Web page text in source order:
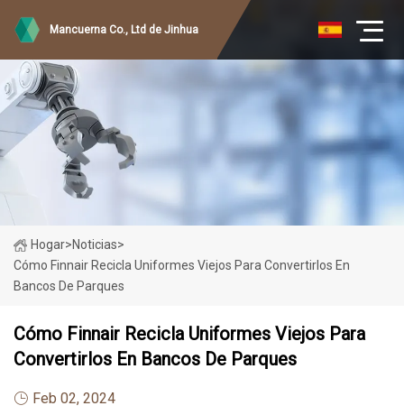
Mancuerna Co., Ltd de Jinhua
Hogar>Noticias>
Cómo Finnair Recicla Uniformes Viejos Para Convertirlos En
Bancos De Parques
Cómo Finnair Recicla Uniformes Viejos Para
Convertirlos En Bancos De Parques
Feb 02, 2024